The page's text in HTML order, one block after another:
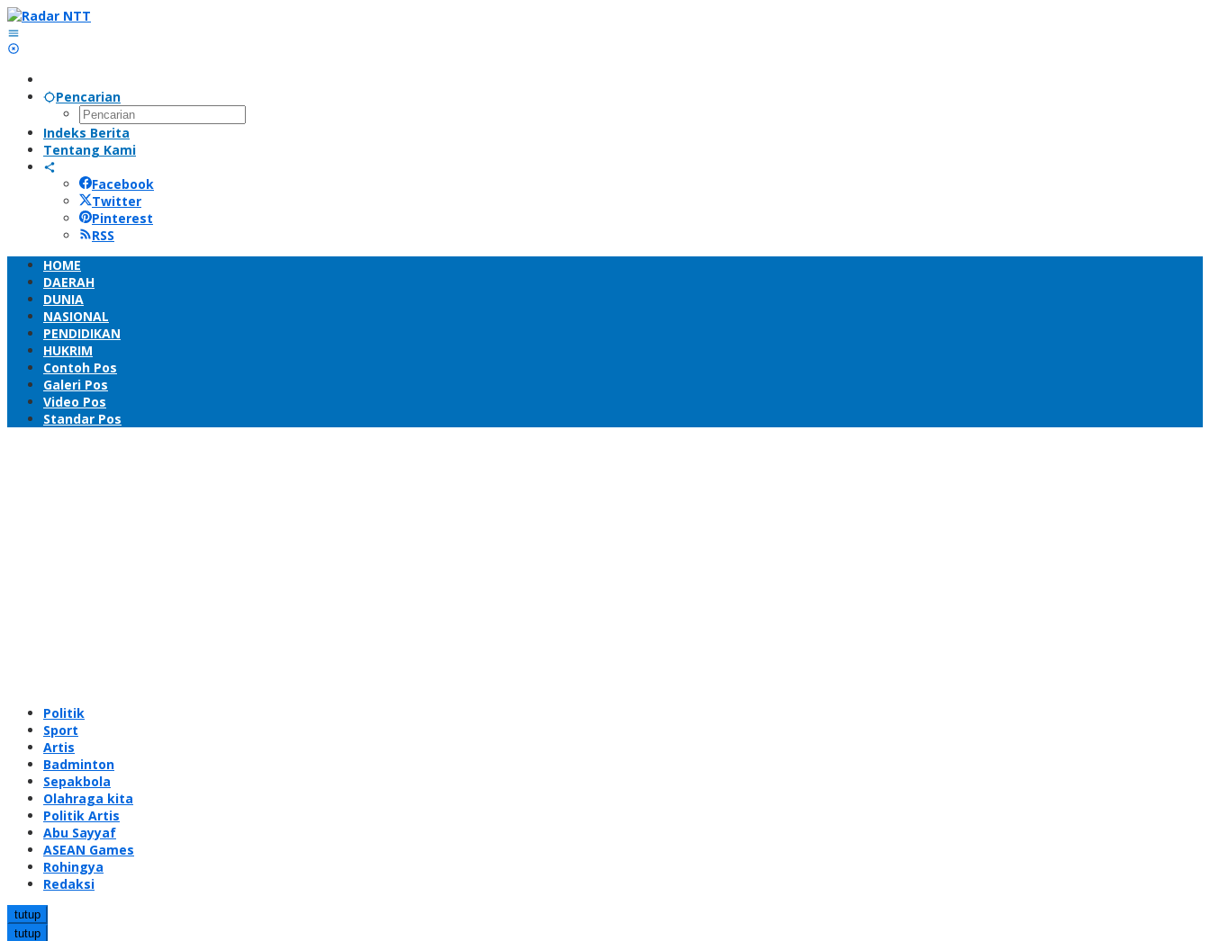
Lewati
ke
konten
Pencarian
Indeks Berita
Tentang Kami
Facebook
Twitter
Pinterest
RSS
HOME
DAERAH
DUNIA
NASIONAL
PENDIDIKAN
HUKRIM
Contoh Pos
Galeri Pos
Video Pos
Standar Pos
Politik
Sport
Artis
Badminton
Sepakbola
Olahraga kita
Politik Artis
Abu Sayyaf
ASEAN Games
Rohingya
Redaksi
tutup
tutup